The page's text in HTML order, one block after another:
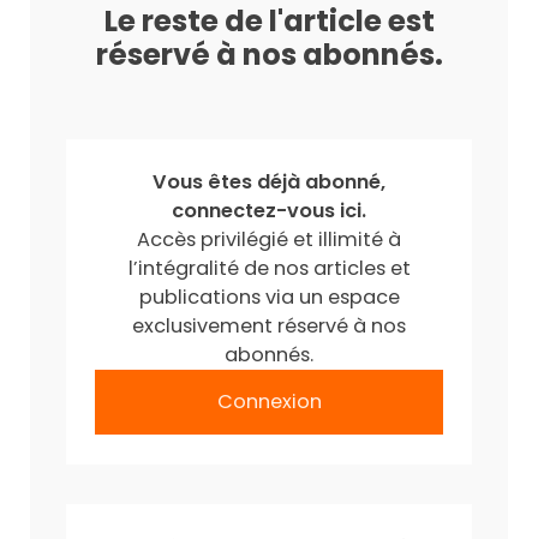
Le reste de l'article est
réservé à nos abonnés.
Vous êtes déjà abonné,
connectez-vous ici.
Accès privilégié et illimité à
l’intégralité de nos articles et
publications via un espace
exclusivement réservé à nos
abonnés.
Connexion